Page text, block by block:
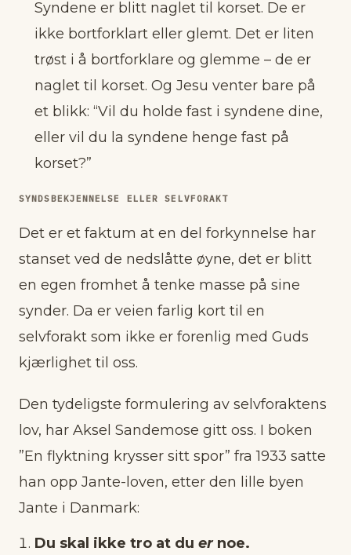
Syndene er blitt naglet til korset. De er
ikke bortforklart eller glemt. Det er liten
trøst i å bortforklare og glemme – de er
naglet til korset. Og Jesu venter bare på
et blikk: “Vil du holde fast i syndene dine,
eller vil du la syndene henge fast på
korset?”
SYNDSBEKJENNELSE ELLER SELVFORAKT
Det er et faktum at en del forkynnelse har
stanset ved de nedslåtte øyne, det er blitt
en egen fromhet å tenke masse på sine
synder. Da er veien farlig kort til en
selvforakt som ikke er forenlig med Guds
kjærlighet til oss.
Den tydeligste formulering av selvforaktens
lov, har Aksel Sandemose gitt oss. I boken
”En flyktning krysser sitt spor” fra 1933 satte
han opp Jante-loven, etter den lille byen
Jante i Danmark:
Du skal ikke tro at du er noe.